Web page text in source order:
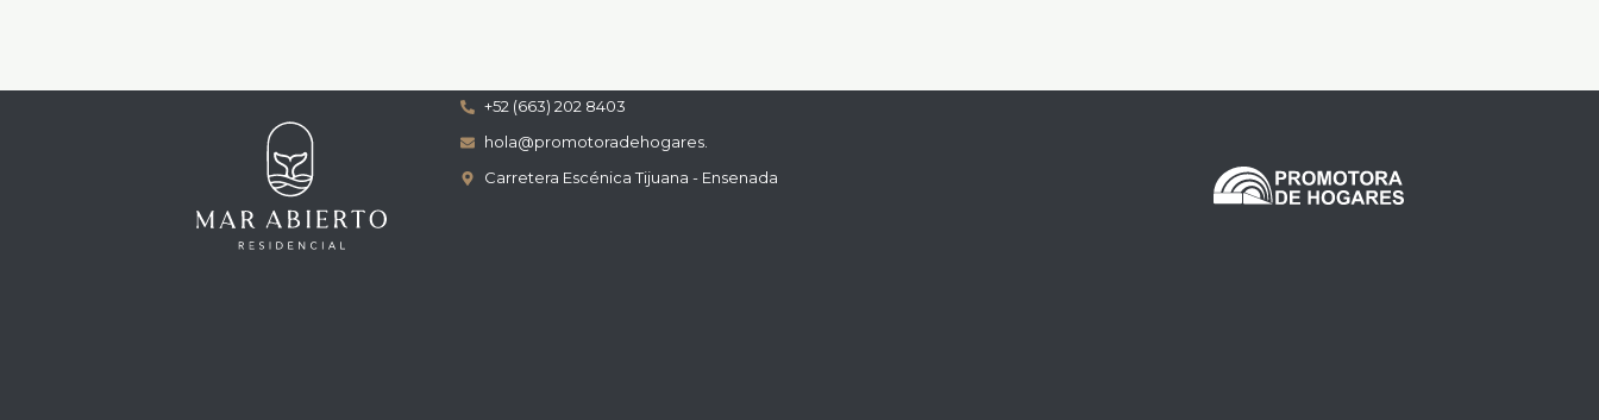
+52 (663) 202 8403
hola@promotoradehogares.
Carretera Escénica Tijuana - Ensenada